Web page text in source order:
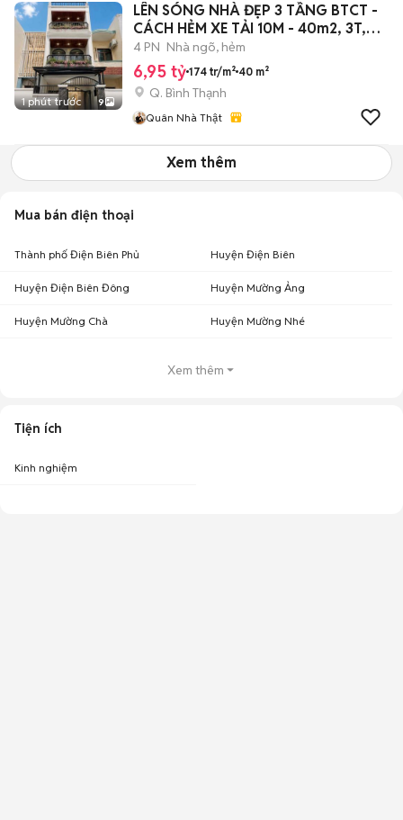
1 phút trước 9
LÊN SÓNG NHÀ ĐẸP 3 TẦNG BTCT -
CÁCH HẺM XE TẢI 10M - 40m2, 3T,
4PN
4 PN Nhà ngõ, hẻm
6,95 tỷ 174 tr/m² 40 m²
Q. Bình Thạnh
Quân Nhà Thật
Xem thêm
Mua bán điện thoại
Thành phố Điện Biên Phủ Huyện Điện Biên
Huyện Điện Biên Đông Huyện Mường Ảng
Huyện Mường Chà Huyện Mường Nhé
Xem thêm
Tiện ích
Kinh nghiệm